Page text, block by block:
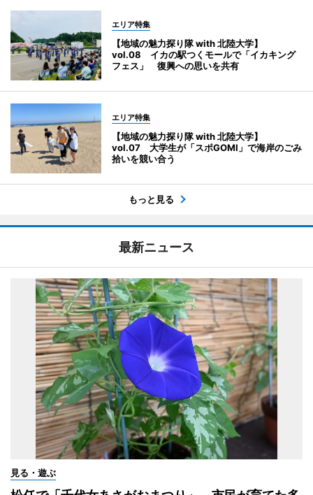
エリア特集
【地域の魅力探り隊 with 北陸大学】
vol.08 イカの駅つくモールで「イカキング
フェス」 復興への思いを共有
エリア特集
【地域の魅力探り隊 with 北陸大学】
vol.07 大学生が「スポGOMI」で海岸のごみ
拾いを競い合う
もっと見る
最新ニュース
見る・遊ぶ